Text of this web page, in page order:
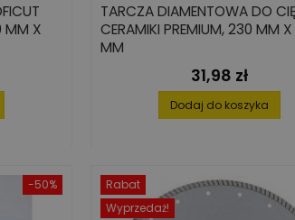
MM X
TARCZA DIAMENTOWA DO
CERAMIKI PREMIUM, 230 MM
MM
Cena
31,98 zł
Dodaj do koszyka
-50%
Rabat
Wyprzedaż!